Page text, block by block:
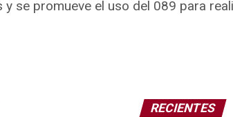
se promueve el uso del 089 para
RECIENTES